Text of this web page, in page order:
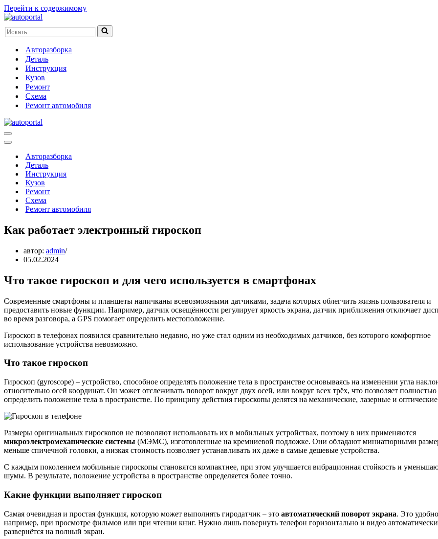
Перейти к содержимому
Искать...
Авторазборка
Деталь
Инструкция
Кузов
Ремонт
Схема
Ремонт автомобиля
Меню
навигации
Меню
навигацииАвторазборка
Деталь
Инструкция
Кузов
Ремонт
Схема
Ремонт автомобиля
Как работает электронный гироскоп
автор: admin
05.02.2024
Что такое гироскоп и для чего используется в смартфонах
Современные смартфоны и планшеты напичканы всевозможными датчиками, задача которых облегчить жизнь пользователя и
предоставить новые функции. Например, датчик освещённости регулирует яркость экрана, датчик приближения отключает
во время разговора, а GPS помогает определить местоположение.
Гироскоп в телефонах появился сравнительно недавно, но уже стал одним из необходимых датчиков, без которого комфортное
использование устройства невозможно.
Что такое гироскоп
Гироскоп (gyroscope) – устройство, способное определять положение тела в пространстве основываясь на изменении угла
относительно осей координат. Он может отслеживать поворот вокруг двух осей, или вокруг всех трёх, что позволяет полностью
определить положение тела в пространстве. По принципу действия гироскопы делятся на механические, лазерные и
Размеры оригинальных гироскопов не позволяют использовать их в мобильных устройствах, поэтому в них применяются
микроэлектромеханические системы (МЭМС), изготовленные на кремниевой подложке. Они обладают миниатюрными
меньше спичечной головки, а низкая стоимость позволяет устанавливать их даже в самые дешевые устройства.
С каждым поколением мобильные гироскопы становятся компактнее, при этом улучшается вибрационная стойкость и
шумы. В результате, положение устройства в пространстве определяется более точно.
Какие функции выполняет гироскоп
Самая очевидная и простая функция, которую может выполнять гиродатчик – это автоматический поворот экрана. Это
например, при просмотре фильмов или при чтении книг. Нужно лишь повернуть телефон горизонтально и видео автоматически
развернётся на полный экран.